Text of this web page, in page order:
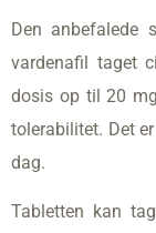
Den
vardenafil taget
dosis op til 20
tolerabilitet. Det
dag.
Tabletten kan